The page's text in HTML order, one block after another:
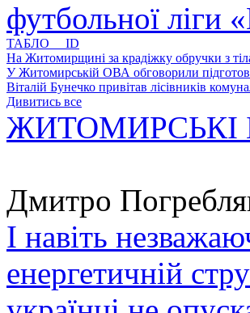
футбольної ліги
ТАБЛО ID
На Житомирщині за крадіжку обручки з
У Житомирській ОВА обговорили
Віталій Бунечко привітав лісівників
Дивитись все
ЖИТОМИРСЬКІ
Дмитро
І навіть
енергетичній